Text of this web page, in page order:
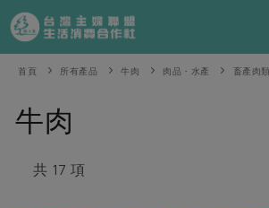
產品分類
當季蔬果
一籃菜
芽苗類
食譜料理
首頁 所有產品 牛肉 肉品・水產 畜產肉類
牛肉
共 17 項